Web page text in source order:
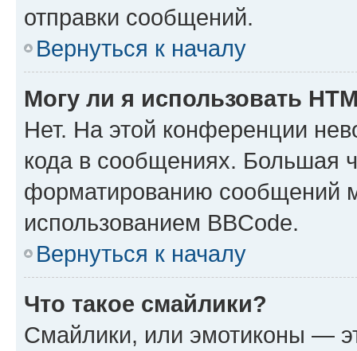
отправки сообщений.
Вернуться к началу
Могу ли я использовать
Нет. На этой конференции
кода в сообщениях. Большая
форматированию сообщений
использованием BBCode.
Вернуться к началу
Что такое смайлики?
Смайлики, или эмотиконы —